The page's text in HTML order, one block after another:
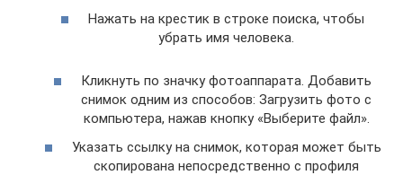
Нажать на крестик в строке поиска, чтобы
убрать имя человека.
Кликнуть по значку фотоаппарата. Добавить
снимок одним из способов: Загрузить фото с
компьютера, нажав кнопку «Выберите файл».
Указать ссылку на снимок, которая может быть
скопирована непосредственно с профиля